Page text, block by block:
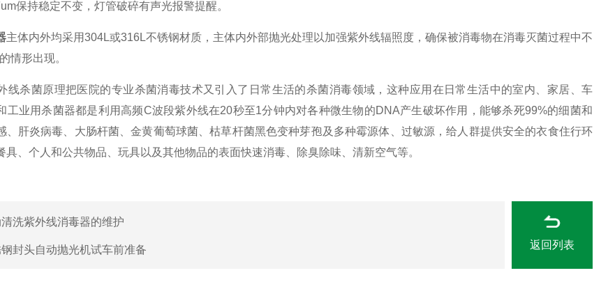
保持稳定不变，灯管破碎有声光报警提醒。
主体内外均采用304L或316L不锈钢材质，主体内外部抛光处理以加强紫外线辐照度，确保被消毒物在消毒灭菌过程中不
情形出现。
杀菌原理把医院的专业杀菌消毒技术又引入了日常生活的杀菌消毒领域，这种应用在日常生活中的室内、家居、车
工业用杀菌器都是利用高频C波段紫外线在20秒至1分钟内对各种微生物的DNA产生破坏作用，能够杀死99%的细菌和
、肝炎病毒、大肠杆菌、金黄葡萄球菌、枯草杆菌黑色变种芽孢及多种霉源体、过敏源，给人群提供安全的衣食住行环
具、个人和公共物品、玩具以及其他物品的表面快速消毒、除臭除味、清新空气等。
洗紫外线消毒器的维护
封头自动抛光机试车前准备 返回列表